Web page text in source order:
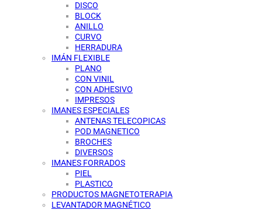
DISCO
BLOCK
ANILLO
CURVO
HERRADURA
IMÁN FLEXIBLE
PLANO
CON VINIL
CON ADHESIVO
IMPRESOS
IMANES ESPECIALES
ANTENAS TELECOPICAS
POD MAGNETICO
BROCHES
DIVERSOS
IMANES FORRADOS
PIEL
PLASTICO
PRODUCTOS MAGNETOTERAPIA
LEVANTADOR MAGNÉTICO